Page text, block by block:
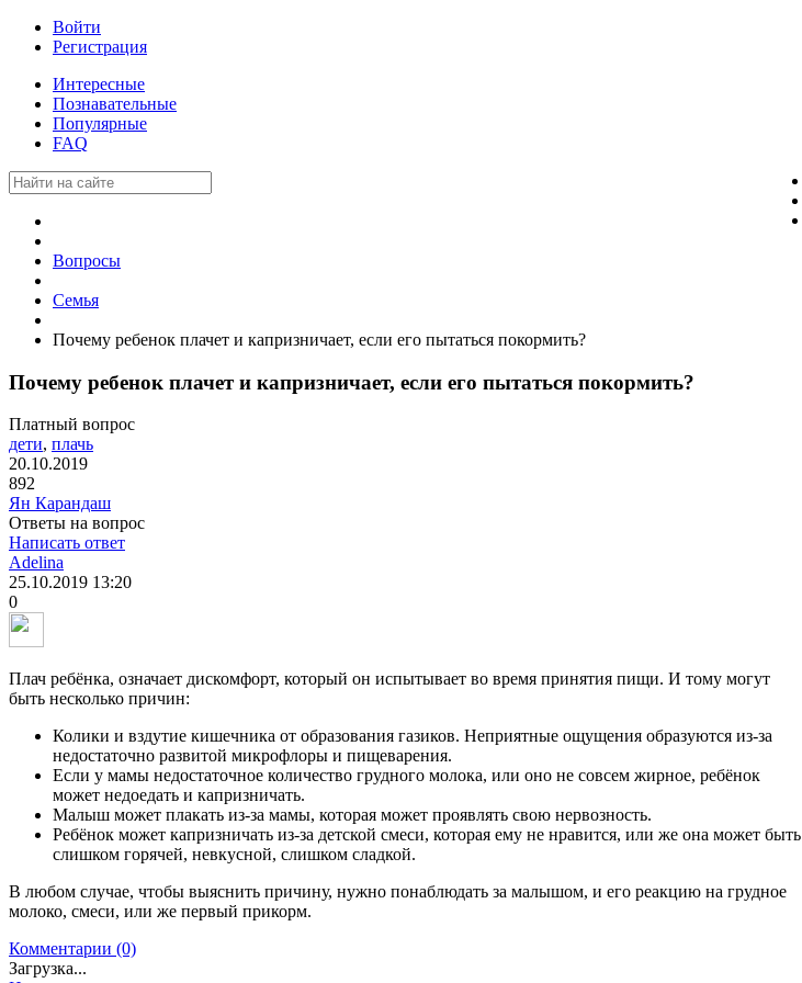
Войти
Регистрация
Интересные
Познавательные
Популярные
FAQ
Вопросы
Семья
Почему ребенок плачет и капризничает, если его пытаться покормить?
Почему ребенок плачет и капризничает, если его пытаться покормить?
Платный вопрос
дети, плачь
20.10.2019
892
Ян Карандаш
Ответы на вопрос
Написать ответ
Adelina
25.10.2019 13:20
0
Плач ребёнка, означает дискомфорт, который он испытывает во время принятия пищи. И тому могут
быть несколько причин:
Колики и вздутие кишечника от образования газиков. Неприятные ощущения образуются из-за
недостаточно развитой микрофлоры и пищеварения.
Если у мамы недостаточное количество грудного молока, или оно не совсем жирное, ребёнок
может недоедать и капризничать.
Малыш может плакать из-за мамы, которая может проявлять свою нервозность.
Ребёнок может капризничать из-за детской смеси, которая ему не нравится, или же она может быть
слишком горячей, невкусной, слишком сладкой.
В любом случае, чтобы выяснить причину, нужно понаблюдать за малышом, и его реакцию на грудное
молоко, смеси, или же первый прикорм.
Комментарии (0)
Загрузка...